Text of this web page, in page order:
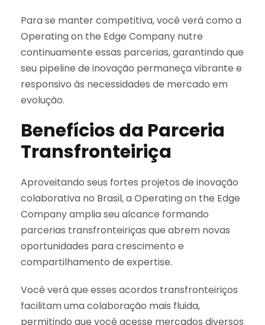
Para se manter competitiva, você verá como a
Operating on the Edge Company nutre
continuamente essas parcerias, garantindo que
seu pipeline de inovação permaneça vibrante e
responsivo às necessidades de mercado em
evolução.
Benefícios da Parceria
Transfronteiriça
Aproveitando seus fortes projetos de inovação
colaborativa no Brasil, a Operating on the Edge
Company amplia seu alcance formando
parcerias transfronteiriças que abrem novas
oportunidades para crescimento e
compartilhamento de expertise.
Você verá que esses acordos transfronteiriços
facilitam uma colaboração mais fluida,
permitindo que você acesse mercados diversos